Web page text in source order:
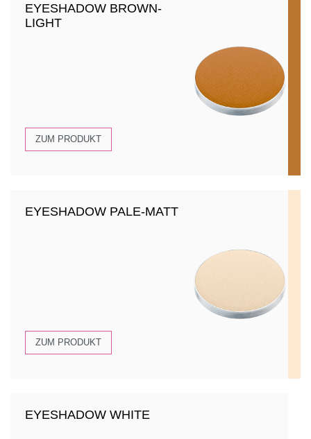
EYESHADOW BROWN-
LIGHT
ZUM PRODUKT
EYESHADOW PALE-MATT
ZUM PRODUKT
EYESHADOW WHITE